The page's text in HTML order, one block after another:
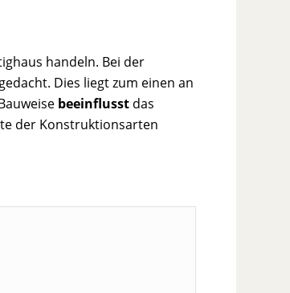
handeln. Bei der
Dies liegt zum einen an
beeinflusst das
der Konstruktionsarten